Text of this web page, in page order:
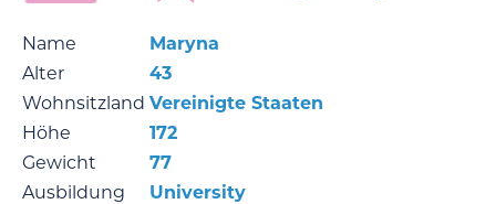
Name
Maryna
Alter
43
Wohnsitzland Vereinigte Staaten
Höhe
172
Gewicht
77
Ausbildung
University